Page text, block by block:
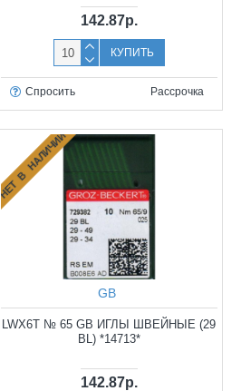
142.87р.
КУПИТЬ
Спросить Рассрочка
НЕТ В НАЛИЧИИ
GB
LWX6T № 65 GB ИГЛЫ ШВЕЙНЫЕ (29
BL) *14713*
142.87р.